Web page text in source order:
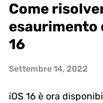
Come
esaurimento
16
Settembre 14, 2022
iOS 16 è ora